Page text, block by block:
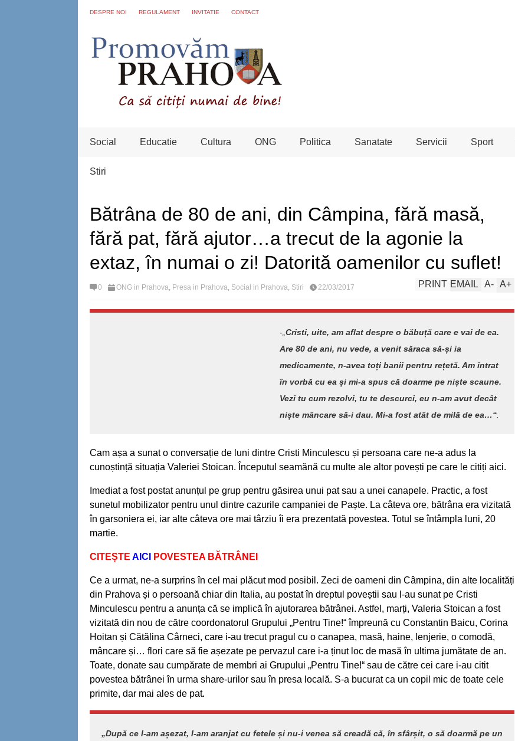
DESPRE NOI REGULAMENT INVITATIE CONTACT
Social Educatie Cultura ONG Politica Sanatate Servicii Sport
Stiri
Bătrâna de 80 de ani, din Câmpina, fără masă,
fără pat, fără ajutor…a trecut de la agonie la
extaz, în numai o zi! Datorită oamenilor cu suflet!
0 ONG in Prahova, Presa in Prahova, Social in Prahova, Stiri 22/03/2017 A+
A-
EMAIL
PRINT
-„ Cristi, uite, am aflat despre o băbuță care e vai de ea.
Are 80 de ani, nu vede, a venit săraca să-și ia
medicamente, n-avea toți banii pentru rețetă. Am intrat
în vorbă cu ea și mi-a spus că doarme pe niște scaune.
Vezi tu cum rezolvi, tu te descurci, eu n-am avut decât
niște mâncare să-i dau. Mi-a fost atât de milă de ea…“
Cam așa a sunat o conversație de luni dintre Cristi Minculescu și persoana care ne-a adus la
cunoștință situația Valeriei Stoican. Începutul seamănă cu multe ale altor povești pe care le citiți aici.
Imediat a fost postat anunțul pe grup pentru găsirea unui pat sau a unei canapele. Practic, a fost
sunetul mobilizator pentru unul dintre cazurile campaniei de Paște. La câteva ore, bătrâna era vizitată
în garsoniera ei, iar alte câteva ore mai târziu îi era prezentată povestea. Totul se întâmpla luni, 20
martie.
CITEȘTE AICI POVESTEA BĂTRÂNEI
Ce a urmat, ne-a surprins în cel mai plăcut mod posibil. Zeci de oameni din Câmpina, din alte localități
din Prahova și o persoană chiar din Italia, au postat în dreptul poveștii sau l-au sunat pe Cristi
Minculescu pentru a anunța că se implică în ajutorarea bătrânei. Astfel, marți, Valeria Stoican a fost
vizitată din nou de către coordonatorul Grupului „Pentru Tine!“ împreună cu Constantin Baicu, Corina
Hoitan și Cătălina Cârneci, care i-au trecut pragul cu o canapea, masă, haine, lenjerie, o comodă,
mâncare și… flori care să fie așezate pe pervazul care i-a ținut loc de masă în ultima jumătate de an.
Toate, donate sau cumpărate de membri ai Grupului „Pentru Tine!“ sau de către cei care i-au citit
povestea bătrânei în urma share-urilor sau în presa locală. S-a bucurat ca un copil mic de toate cele
primite, dar mai ales de pat.
„După ce l-am așezat, l-am aranjat cu fetele și nu-i venea să creadă că, în sfârșit, o să doarmă pe un